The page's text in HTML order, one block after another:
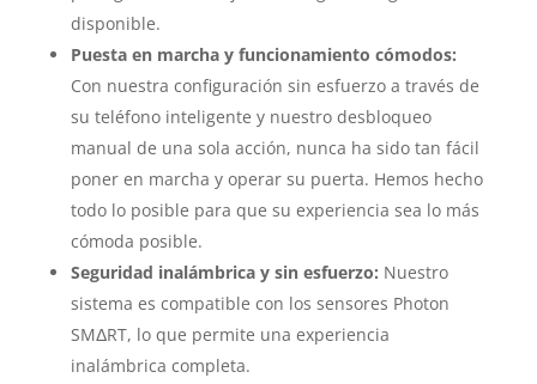
disponible.
Puesta en marcha y funcionamiento cómodos:
Con nuestra configuración sin esfuerzo a través de
su teléfono inteligente y nuestro desbloqueo
manual de una sola acción, nunca ha sido tan fácil
poner en marcha y operar su puerta. Hemos hecho
todo lo posible para que su experiencia sea lo más
cómoda posible.
Seguridad inalámbrica y sin esfuerzo: Nuestro
sistema es compatible con los sensores Photon
SMΔRT, lo que permite una experiencia
inalámbrica completa.